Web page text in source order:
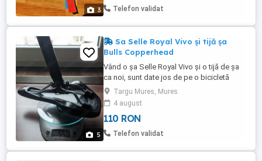
3 Telefon validat
5
Sa Selle Royal Vivo și tijă șa
Bulls Copperhead
Vând o șa Selle Royal Vivo și o tijă de șa
ca noi, sunt date jos de pe o bicicletă
Bulls Copperhead 29 cumpărată de nouă.
Le-am încercat vreo 25km și le-am înlocuit
cu alt model. În poze sunt dimensiunile.
Targu Mures, Mures
4 august
110 RON
Telefon validat